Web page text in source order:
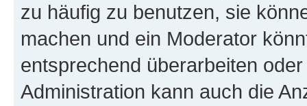
zu häufig zu benutzen, sie
machen und ein Moderator
entsprechend überarbeiten
Administration kann auch die